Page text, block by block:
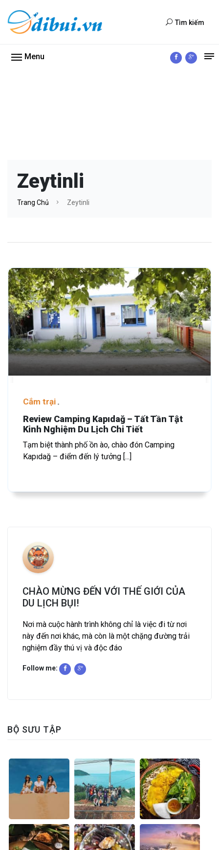
Tìm kiếm
Menu
Zeytinli
Trang Chủ Zeytinli
Cắm trại
Review Camping Kapıdağ – Tất Tần Tật
Kinh Nghiệm Du Lịch Chi Tiết
Tạm biệt thành phố ồn ào, chào đón Camping
Kapıdağ – điểm đến lý tưởng [...]
CHÀO MỪNG ĐẾN VỚI THẾ GIỚI CỦA
DU LỊCH BỤI!
Nơi mà cuộc hành trình không chỉ là việc đi từ nơi
này đến nơi khác, mà còn là một chặng đường trải
nghiệm đầy thú vị và độc đáo
Follow me:
BỘ SƯU TẬP